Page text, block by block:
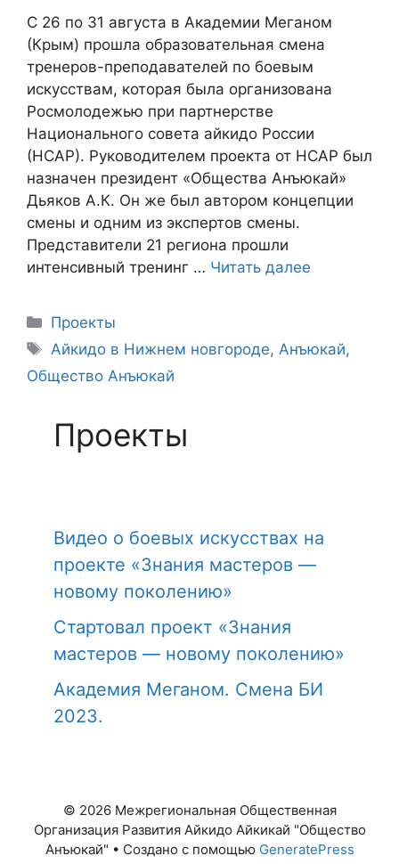
С 26 по 31 августа в Академии Меганом
(Крым) прошла образовательная смена
тренеров-преподавателей по боевым
искусствам, которая была организована
Росмолодежью при партнерстве
Национального совета айкидо России
(НСАР). Руководителем проекта от НСАР был
назначен президент «Общества Анъюкай»
Дьяков А.К. Он же был автором концепции
смены и одним из экспертов смены.
Представители 21 региона прошли
интенсивный тренинг … Читать далее
Рубрики
Проекты
Метки
Айкидо в Нижнем новгороде, Анъюкай,
Общество Анъюкай
Проекты
Видео о боевых искусствах на
проекте «Знания мастеров —
новому поколению»
Стартовал проект «Знания
мастеров — новому поколению»
Академия Меганом. Смена БИ
2023.
© 2026 Межрегиональная Общественная
Организация Развития Айкидо Айкикай "Общество
Анъюкай" • Создано с помощью GeneratePress